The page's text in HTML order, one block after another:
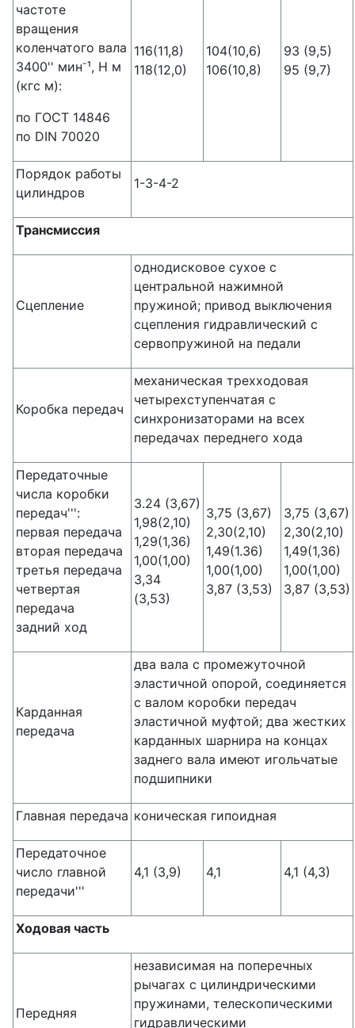
частоте
вращения
коленчатого вала
3400'' мин-¹, Н м
(кгс м):
по ГОСТ 14846
по DIN 70020
116(11,8)
118(12,0)
104(10,6)
106(10,8)
93 (9,5)
95 (9,7)
Порядок работы
цилиндров
1-3-4-2
Трансмиссия
Сцепление
однодисковое сухое с
центральной нажимной
пружиной; привод выключения
сцепления гидравлический с
сервопружиной на педали
Коробка передач
механическая трехходовая
четырехступенчатая с
синхронизаторами на всех
передачах переднего хода
Передаточные
числа коробки
передач''':
первая передача
вторая передача
третья передача
четвертая
передача
задний ход
3.24 (3,67)
1,98(2,10)
1,29(1,36)
1,00(1,00)
3,34
(3,53)
3,75 (3,67)
2,30(2,10)
1,49(1.36)
1,00(1,00)
3,87 (3,53)
3,75 (3,67)
2,30(2,10)
1,49(1,36)
1,00(1,00)
3,87 (3,53)
Карданная
передача
два вала с промежуточной
эластичной опорой, соединяется
с валом коробки передач
эластичной муфтой; два жестких
карданных шарнира на концах
заднего вала имеют игольчатые
подшипники
Главная передача коническая гипоидная
Передаточное
число главной
передачи'''
4,1 (3,9) 4,1 4,1 (4,3)
Ходовая часть
Передняя
независимая на поперечных
рычагах с цилиндрическими
пружинами, телескопическими
гидравлическими